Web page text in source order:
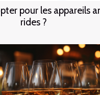
pour les appareils
rides ?